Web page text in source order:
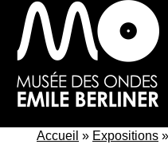
Passer
au
contenu
principal
Accueil » Expositions »